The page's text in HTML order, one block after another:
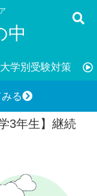
中
大学別受験対策
る
3年生】継続